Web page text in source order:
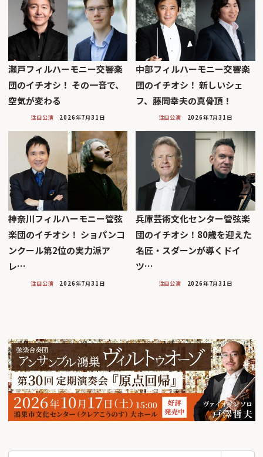
瀬戸フィルハーモニー交響楽
団のイチオシ！ その一音で、
空気が変わる
注目公演 2026年7月31日
中部フィルハーモニー交響楽
団のイチオシ！ 新しいシェ
フ、藤岡幸夫の真骨頂！
注目公演 2026年7月31日
神奈川フィルハーモニー管弦
楽団のイチオシ！ ショパンコ
ンクール第2位の実力派ア
レ…
注目公演 2026年7月31日
兵庫芸術文化センター管弦楽
団のイチオシ！80歳を迎えた
名匠・スダーンが導くドイ
ツ…
注目公演 2026年7月31日